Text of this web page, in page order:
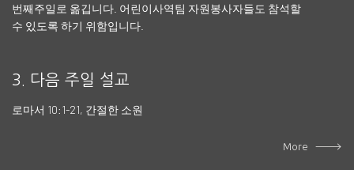
번째주일로 옮깁니다. 어린이사역팀 자원봉사자들도 참석할
수 있도록 하기 위함입니다.
3. 다음 주일 설교
로마서 10:1-21, 간절한 소원
More --->